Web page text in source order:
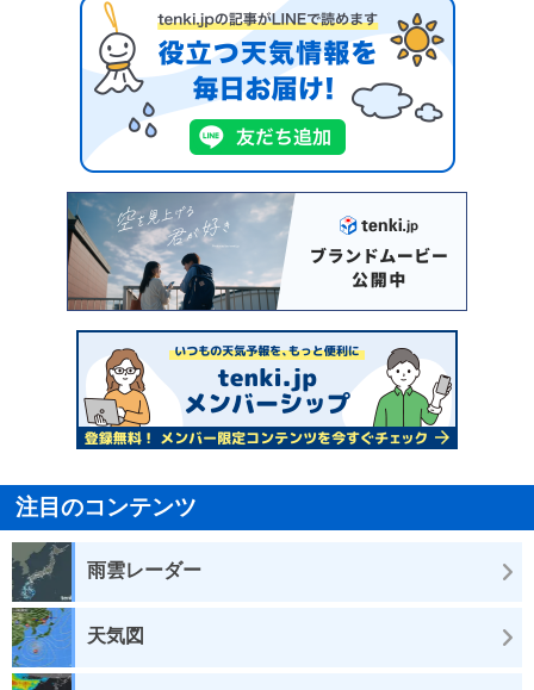
注目のコンテンツ
雨雲レーダー
天気図